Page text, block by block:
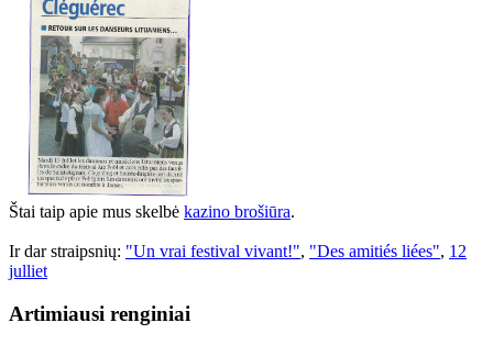
Štai taip apie mus skelbė kazino brošiūra.
Ir dar straipsnių: "Un vrai festival vivant!", "Des amitiés liées", 12
julliet
Artimiausi renginiai